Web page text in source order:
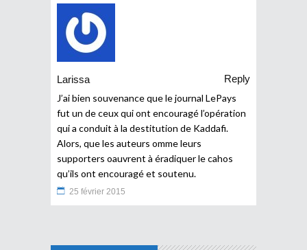
Larissa
Reply
J’ai bien souvenance que le journal LePays
fut un de ceux qui ont encouragé l’opération
qui a conduit à la destitution de Kaddafi.
Alors, que les auteurs omme leurs
supporters oauvrent à éradiquer le cahos
qu’ils ont encouragé et soutenu.
25 février 2015